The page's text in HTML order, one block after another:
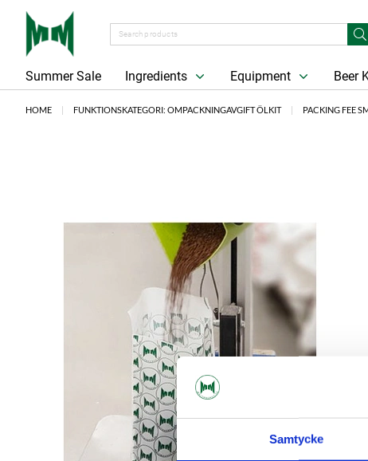
Samtycke
Summer Sale Ingredients Equipment Beer
HOME FUNKTIONSKATEGORI: OMPACKNINGAVGIFT ÖLKIT PACKING FEE